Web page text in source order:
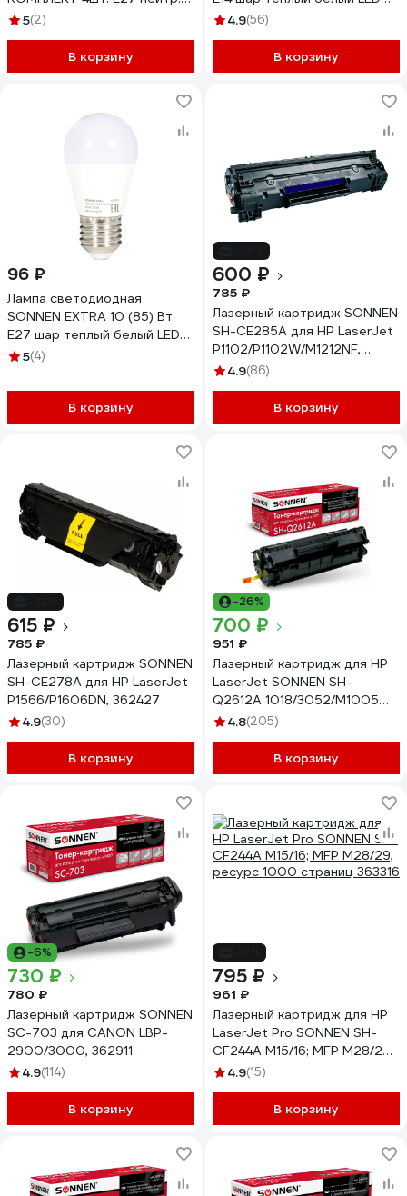
бел LED A60-10W-4000-
5(2)
В корзину
G45-10W-2700-Е14, 457909
4.9(56)
В корзину
96 ₽
Лампа светодиодная
SONNEN EXTRA 10 (85) Вт
E27 шар теплый белый LED
G45-10W-2700-Е27, 457913
5(4)
В корзину
600 ₽
785 ₽
Лазерный картридж SONNEN
SH-CE285A для HP LaserJet
P1102/P1102W/M1212NF,
362424
4.9(86)
В корзину
615 ₽
785 ₽
Лазерный картридж SONNEN
SH-CE278A для HP LaserJet
P1566/P1606DN, 362427
4.9(30)
В корзину
-26%
700 ₽
951 ₽
Лазерный картридж для HP
LaserJet SONNEN SH-
Q2612A 1018/3052/М1005
362425
4.8(205)
В корзину
-6%
730 ₽
780 ₽
Лазерный картридж SONNEN
SC-703 для CANON LBP-
2900/3000, 362911
4.9(114)
В корзину
795 ₽
961 ₽
Лазерный картридж для HP
LaserJet Pro SONNEN SH-
CF244A M15/16; MFP M28/29,
ресурс 1000 страниц 363316
4.9(15)
В корзину